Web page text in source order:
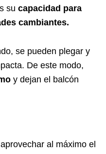
su capacidad para
cambiantes.
se pueden plegar y
De este modo,
y dejan el balcón
al máximo el